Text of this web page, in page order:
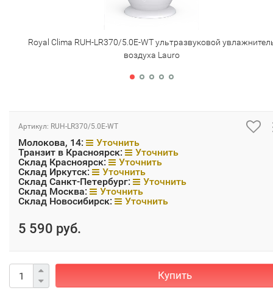
Royal Clima RUH-LR370/5.0E-WT ультразвуковой
воздуха Lauro
Артикул: RUH-LR370/5.0E-WT
Молокова, 14:
Уточнить
Транзит в Красноярск:
Уточнить
Склад Красноярск:
Уточнить
Склад Иркутск:
Уточнить
Склад Санкт-Петербург:
Уточнить
Склад Москва:
Уточнить
Склад Новосибирск:
Уточнить
5 590 руб.
Купить